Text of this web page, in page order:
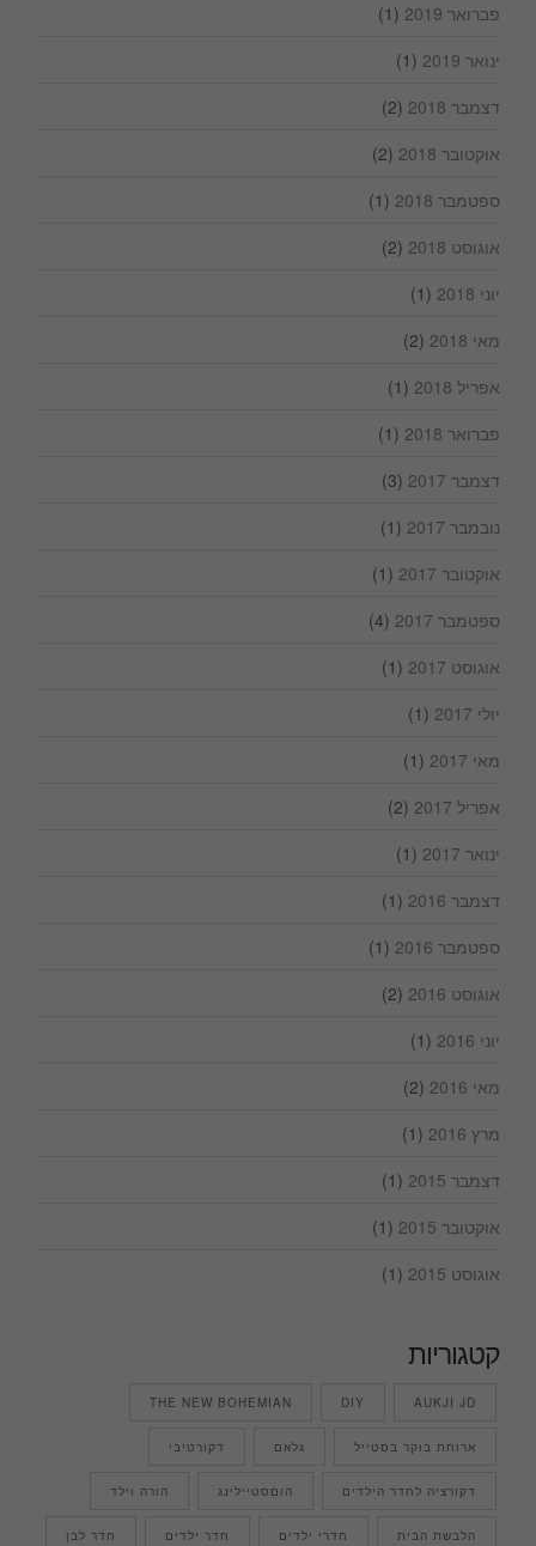
פברואר 2019
(1)
ינואר 2019
(1)
דצמבר 2018
(2)
אוקטובר 2018
(2)
ספטמבר 2018
(1)
אוגוסט 2018
(2)
יוני 2018
(1)
מאי 2018
(2)
אפריל 2018
(1)
פברואר 2018
(1)
דצמבר 2017
(3)
נובמבר 2017
(1)
אוקטובר 2017
(1)
ספטמבר 2017
(4)
אוגוסט 2017
(1)
יולי 2017
(1)
מאי 2017
(1)
אפריל 2017
(2)
ינואר 2017
(1)
דצמבר 2016
(1)
ספטמבר 2016
(1)
אוגוסט 2016
(2)
יוני 2016
(1)
מאי 2016
(2)
מרץ 2016
(1)
דצמבר 2015
(1)
אוקטובר 2015
(1)
אוגוסט 2015
(1)
קטגוריות
AUKJI JD
DIY
THE NEW BOHEMIAN
ארוחת בוקר בסטייל גלאם דקורטיבי
דקורציה לחדר הילדים הוםסטיילינג הורה וילד
הלבשת הבית חדרי ילדים חדר ילדים חדר לבן